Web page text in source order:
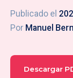
Publicado el
Por Manuel
Descargar